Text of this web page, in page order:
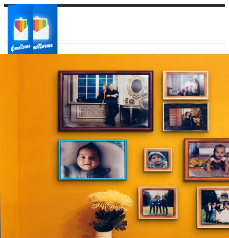
Ваш регион доставки
Выберите из списка: